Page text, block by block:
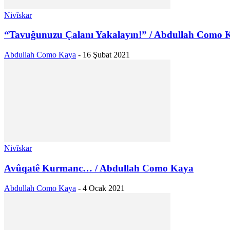
Nivîskar
“Tavuĝunuzu Çalanı Yakalayın!” / Abdullah Como
Abdullah Como Kaya - 16 Şubat 2021
Nivîskar
Avûqatê Kurmanc… / Abdullah Como Kaya
Abdullah Como Kaya - 4 Ocak 2021